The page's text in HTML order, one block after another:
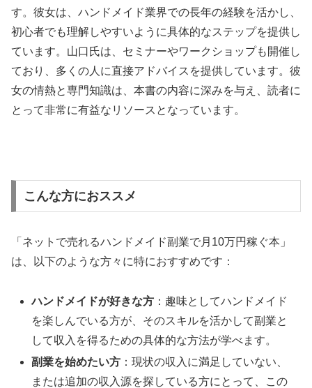
す。彼女は、ハンドメイド業界での長年の経験を活かし、
初心者でも理解しやすいように具体的なステップを提供し
ています。山口氏は、セミナーやワークショップも開催し
ており、多くの人に直接アドバイスを提供しています。彼
女の情熱と専門知識は、本書の内容に深みを与え、読者に
とって非常に有益なリソースとなっています。
こんな方におススメ
「ネットで売れるハンドメイド副業で月10万円稼ぐ本」
は、以下のような方々に特におすすめです：
ハンドメイドが好きな方 ：趣味としてハンドメイド
を楽しんでいる方が、そのスキルを活かして副業と
して収入を得るための具体的な方法が学べます。
副業を始めたい方 ：現状の収入に満足していない、
または追加の収入源を探している方にとって、この